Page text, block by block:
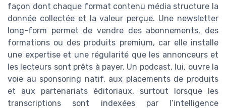
façon dont chaque format contenu média structure la
donnée collectée et la valeur perçue. Une newsletter
long-form permet de vendre des abonnements, des
formations ou des produits premium, car elle installe
une expertise et une régularité que les annonceurs et
les lecteurs sont prêts à payer. Un podcast, lui, ouvre la
voie au sponsoring natif, aux placements de produits
et aux partenariats éditoriaux, surtout lorsque les
transcriptions sont indexées par l’intelligence